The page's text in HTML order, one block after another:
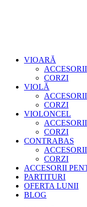
VIOARĂ
ACCESORII
CORZI
VIOLĂ
ACCESORII
CORZI
VIOLONCEL
ACCESORII
CORZI
CONTRABAS
ACCESORII
CORZI
ACCESORII
PARTITURI
OFERTA LUNII
BLOG